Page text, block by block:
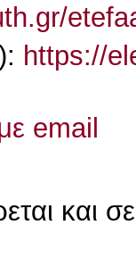
https://
email
και